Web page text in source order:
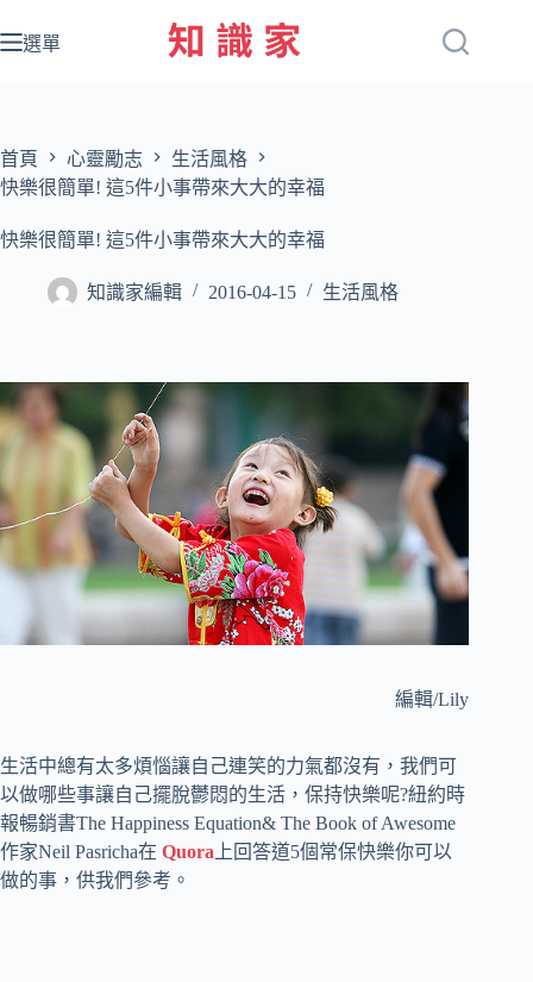
至
容
選單
首頁 心靈勵志
生活風格
快樂很簡單! 這5件小事帶來大大的幸福
快樂很簡單! 這5件小事帶來大大的幸福
知識家編輯 2016-04-15 生活風格
編輯/Lily
生活中總有太多煩惱讓自己連笑的力氣都沒有，我們可
以做哪些事讓自己擺脫鬱悶的生活，保持快樂呢?紐約時
報暢銷書The Happiness Equation& The Book of Awesome
作家Neil Pasricha在 Quora 上回答道5個常保快樂你可以
做的事，供我們參考。